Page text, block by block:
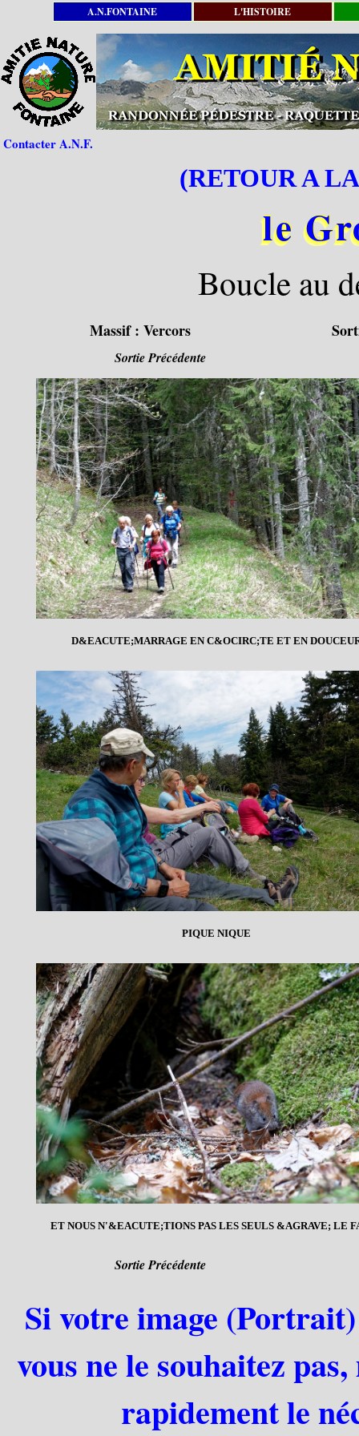
A.N.FONTAINE L'HISTOIRE
Contacter A.N.F.
(RETOUR A
le
Boucle au
Massif : Vercors
Sortie Précédente
D&EACUTE;MARRAGE EN C&OCIRC;TE ET EN
PIQUE NIQUE
ET NOUS N'&EACUTE;TIONS PAS LES SEULS &AGRAVE; LE
Sortie Précédente
Si votre image
vous ne le souhaitez
rapidement le